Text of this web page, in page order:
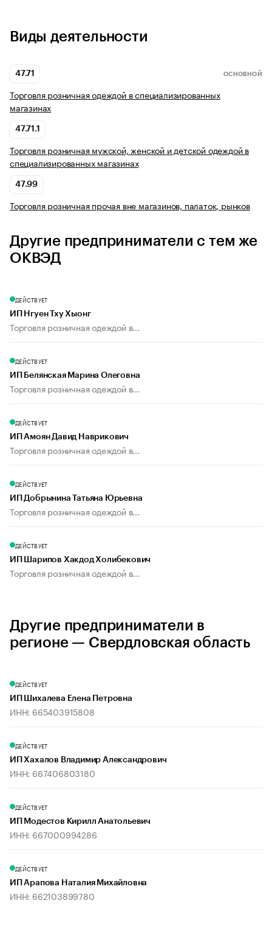
Виды деятельности
47.71 ОСНОВНОЙ
Торговля розничная одеждой в специализированных
магазинах
47.71.1
Торговля розничная мужской, женской и детской одеждой в
специализированных магазинах
47.99
Торговля розничная прочая вне магазинов, палаток, рынков
Другие предприниматели с тем же
ОКВЭД
ДЕЙСТВУЕТ
ИП Нгуен Тху Хыонг
Торговля розничная одеждой в...
ДЕЙСТВУЕТ
ИП Белянская Марина Олеговна
Торговля розничная одеждой в...
ДЕЙСТВУЕТ
ИП Амоян Давид Наврикович
Торговля розничная одеждой в...
ДЕЙСТВУЕТ
ИП Добрынина Татьяна Юрьевна
Торговля розничная одеждой в...
ДЕЙСТВУЕТ
ИП Шарипов Хакдод Холибекович
Торговля розничная одеждой в...
Другие предприниматели в
регионе — Свердловская область
ДЕЙСТВУЕТ
ИП Шихалева Елена Петровна
ИНН: 665403915808
ДЕЙСТВУЕТ
ИП Хахалов Владимир Александрович
ИНН: 667406803180
ДЕЙСТВУЕТ
ИП Модестов Кирилл Анатольевич
ИНН: 667000994286
ДЕЙСТВУЕТ
ИП Арапова Наталия Михайловна
ИНН: 662103899780